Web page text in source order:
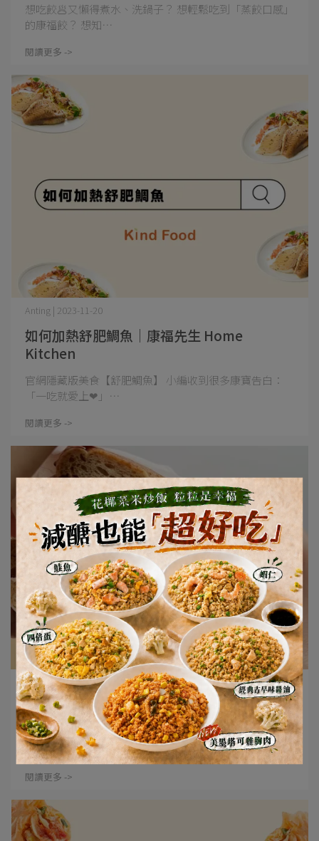
想吃餃🥟又懶得煮水、洗鍋子？ 想輕鬆吃到「蒸餃口感」
的康福餃？ 想知⋯
閱讀更多 ->
如何加熱舒肥鯛魚｜康福先生 Home
Kitchen
Anting | 2023-11-20
官網隱藏版美食【舒肥鯛魚】 小編收到很多康寶告白：
「一吃就愛上❤」⋯
閱讀更多 ->
低卡牛排三明治｜康福先生 Home Kitchen
Anting | 2023-11-07
沒想到～ 🥩多汁鮮美沙朗牛排 🥯Q彈原味麥香貝果 結合
在一起這⋯
閱讀更多 ->